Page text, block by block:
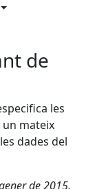
de
les
un mateix
dades del
de 2015,